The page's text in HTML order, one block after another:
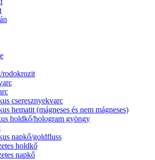
rodokrozit
cseresznyekvarc
hematit (mágneses és nem mágneses)
holdkő/hologram gyöngy
napkő/goldfluss
holdkő
napkő